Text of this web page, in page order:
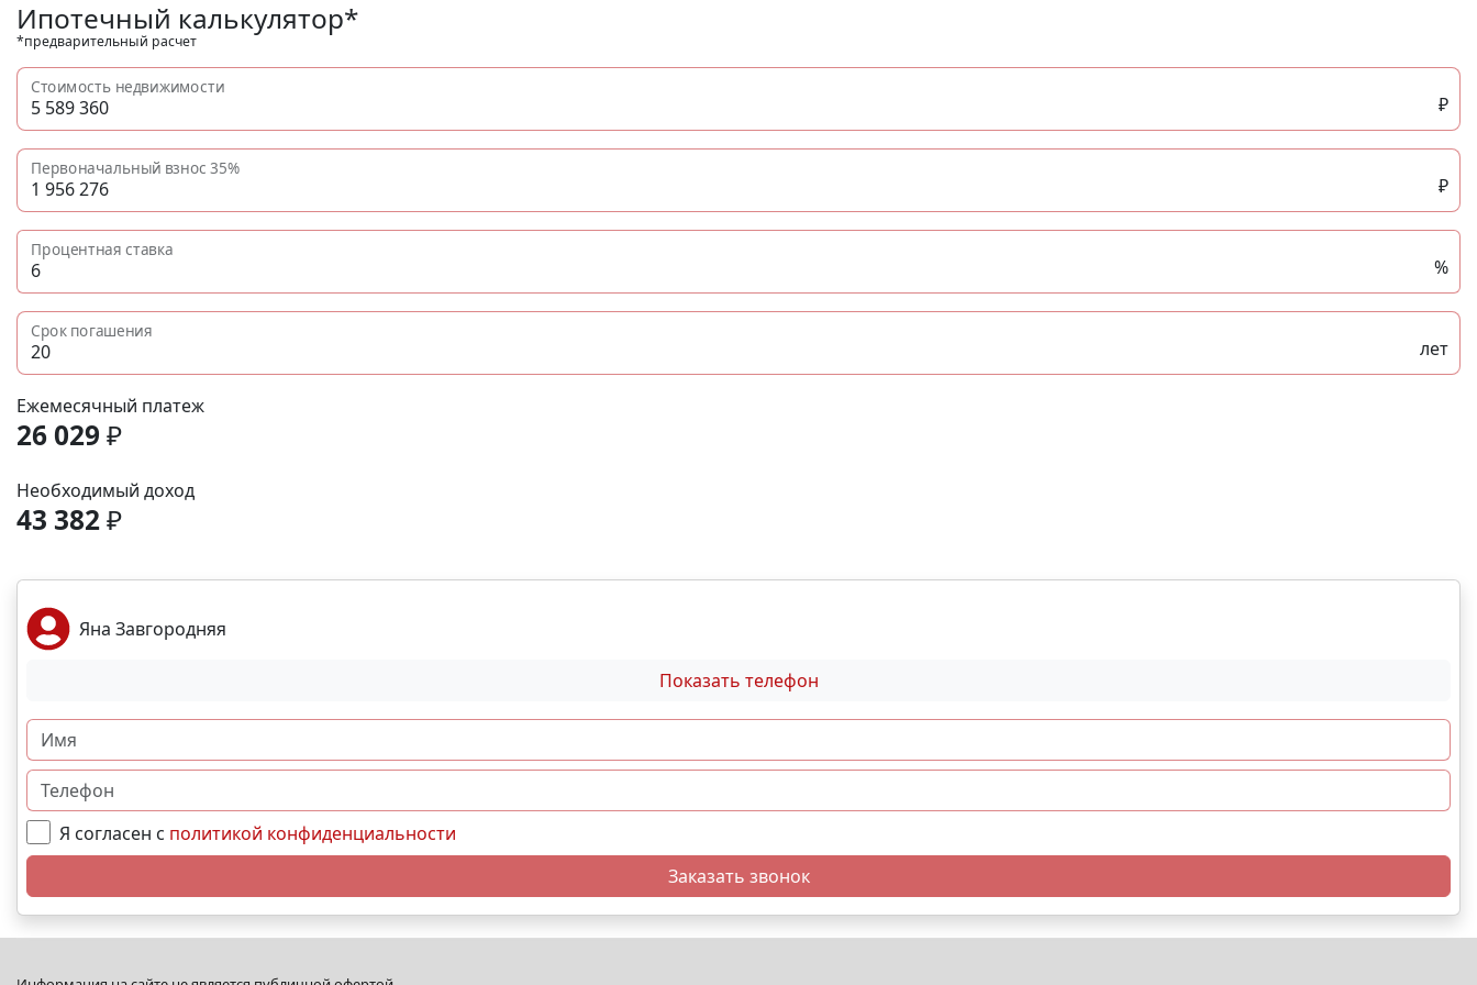
Ипотечный калькулятор*
*предварительный расчет
Стоимость недвижимости
₽
Первоначальный взнос35%
₽
Процентная ставка
%
Срок погашения
лет
Ежемесячный платеж
26 029 ₽
Необходимый доход
43 382₽
Яна Завгородняя
Показать телефон
Я согласен с политикой конфиденциальности
Заказать звонок